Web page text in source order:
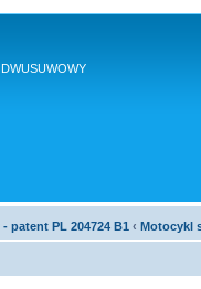
patent PL 204724 B1 ‹ Motocykl